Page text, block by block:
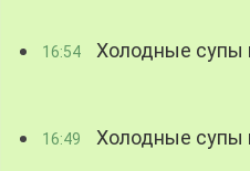
16:54 Холодные супы
16:49 Холодные супы